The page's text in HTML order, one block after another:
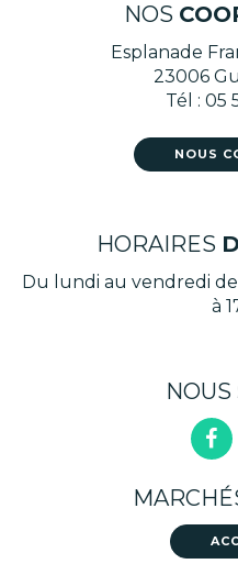
NOS
Esplanade
23006
Tél : 05
NOUS
HORAIRES
Du lundi au vendredi
à
NOUS
le